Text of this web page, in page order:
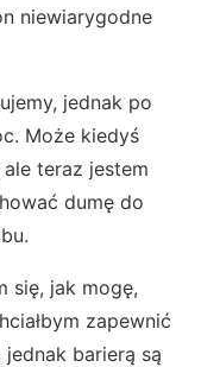
niewiarygodne
jednak po
Może kiedyś
ale teraz jestem
dumę do
się, jak mogę,
zapewnić
barierą są